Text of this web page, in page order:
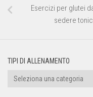
Esercizi per glutei
sedere
TIPI DI ALLENAMENTO
Tipi